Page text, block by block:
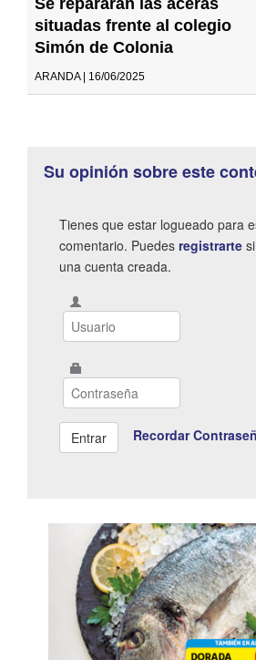
situadas frente al colegio
Simón de Colonia
ARANDA | 16/06/2025
Su opinión sobre este
Tienes que estar logueado para
comentario. Puedes registrarte
una cuenta creada.
Recordar